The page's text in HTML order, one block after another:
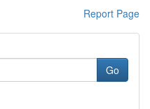
Report Page
Go